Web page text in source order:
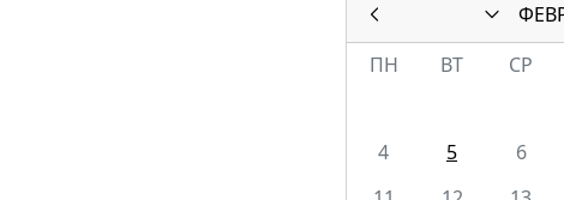
ПН
ВТ СР
4
5 6